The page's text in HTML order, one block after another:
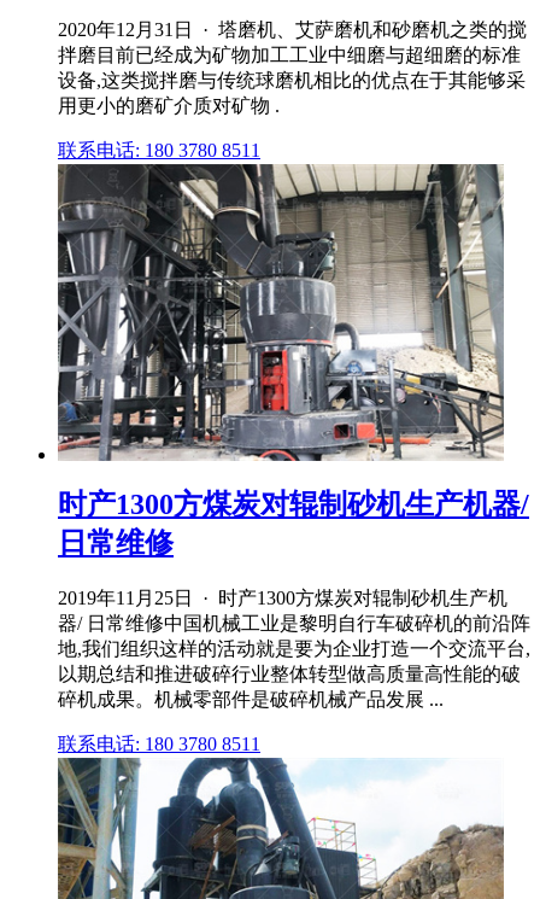
2020年12月31日 · 塔磨机、艾萨磨机和砂磨机之类的搅
拌磨目前已经成为矿物加工工业中细磨与超细磨的标准
设备,这类搅拌磨与传统球磨机相比的优点在于其能够采
用更小的磨矿介质对矿物 .
联系电话: 180 3780 8511
时产1300方煤炭对辊制砂机生产机器/
日常维修
2019年11月25日 · 时产1300方煤炭对辊制砂机生产机
器/ 日常维修中国机械工业是黎明自行车破碎机的前沿阵
地,我们组织这样的活动就是要为企业打造一个交流平台,
以期总结和推进破碎行业整体转型做高质量高性能的破
碎机成果。机械零部件是破碎机械产品发展 ...
联系电话: 180 3780 8511